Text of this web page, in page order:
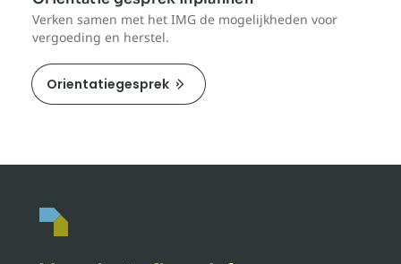
Verken samen met het IMG de mogelijkheden voor
vergoeding en herstel.
Orientatiegesprek